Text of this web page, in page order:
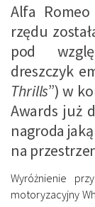
Alfa
rzędu
pod
dreszczyk
Thrills”) w
Awards już
nagroda
na
Wyróżnienie
motoryzacyjny